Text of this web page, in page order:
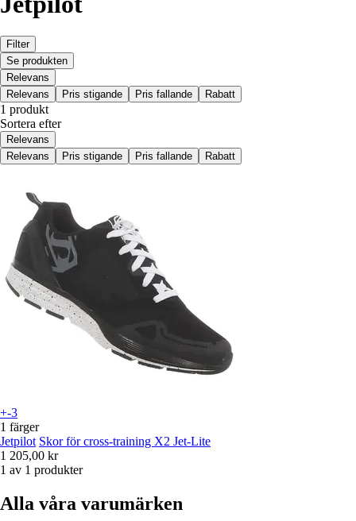
Filter
Se produkten
Relevans
Relevans
Pris stigande Pris fallande Rabatt
1 produkt
Sortera efter
Relevans
Relevans
Pris stigande Pris fallande Rabatt
+-3
1 färger
Jetpilot Skor för cross-training X2 Jet-Lite
1 205,00 kr
1 av 1 produkter
Alla våra varumärken